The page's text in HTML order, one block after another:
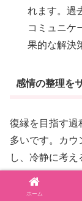
れます。過
コミュニケ
果的な解決
感情の整理を
復縁を目指す過
多いです。カウ
し、冷静に考え
感情の吐き
ホーム